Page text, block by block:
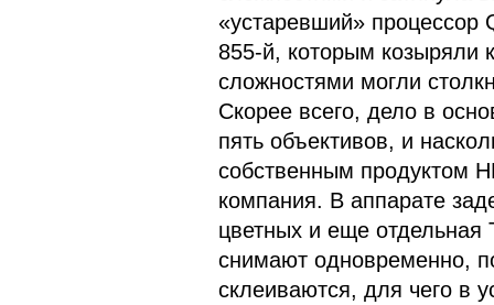
«устаревший» процессор
855-й, которым козыряли
сложностями могли
Скорее всего, дело в
пять объективов, и
собственным продуктом
компания. В аппарате
цветных и еще
снимают одновременно,
склеиваются, для чего в